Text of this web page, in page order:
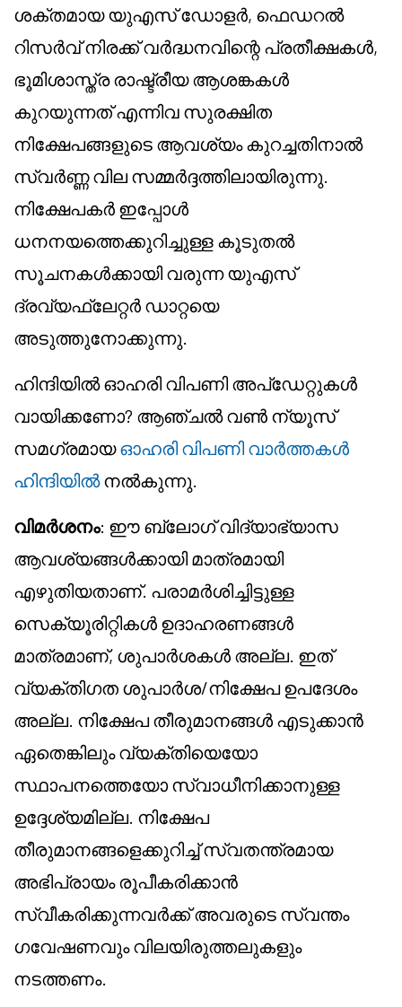
ശക്തമായ യുഎസ് ഡോളർ, ഫെഡറൽ
റിസർവ് നിരക്ക് വർദ്ധനവിന്റെ പ്രതീക്ഷകൾ,
ഭൂമിശാസ്ത്ര രാഷ്ട്രീയ ആശങ്കകൾ
കുറയുന്നത് എന്നിവ സുരക്ഷിത
നിക്ഷേപങ്ങളുടെ ആവശ്യം കുറച്ചതിനാൽ
സ്വർണ്ണ വില സമ്മർദ്ദത്തിലായിരുന്നു.
നിക്ഷേപകർ ഇപ്പോൾ
ധനനയത്തെക്കുറിച്ചുള്ള കൂടുതൽ
സൂചനകൾക്കായി വരുന്ന യുഎസ്
ദ്രവ്യഫ്ലേറ്റർ ഡാറ്റയെ
അടുത്തുനോക്കുന്നു.
ഹിന്ദിയിൽ ഓഹരി വിപണി അപ്ഡേറ്റുകൾ
വായിക്കണോ? ആഞ്ചൽ വൺ ന്യൂസ്
സമഗ്രമായഓഹരി വിപണി വാർത്തകൾ
ഹിന്ദിയിൽനൽകുന്നു.
വിമർശനം: ഈ ബ്ലോഗ് വിദ്യാഭ്യാസ
ആവശ്യങ്ങൾക്കായി മാത്രമായി
എഴുതിയതാണ്. പരാമർശിച്ചിട്ടുള്ള
സെക്യൂരിറ്റികൾ ഉദാഹരണങ്ങൾ
മാത്രമാണ്, ശുപാർശകൾ അല്ല. ഇത്
വ്യക്തിഗത ശുപാർശ/നിക്ഷേപ ഉപദേശം
അല്ല. നിക്ഷേപ തീരുമാനങ്ങൾ എടുക്കാൻ
ഏതെങ്കിലും വ്യക്തിയെയോ
സ്ഥാപനത്തെയോ സ്വാധീനിക്കാനുള്ള
ഉദ്ദേശ്യമില്ല. നിക്ഷേപ
തീരുമാനങ്ങളെക്കുറിച്ച് സ്വതന്ത്രമായ
അഭിപ്രായം രൂപീകരിക്കാൻ
സ്വീകരിക്കുന്നവർക്ക് അവരുടെ സ്വന്തം
ഗവേഷണവും വിലയിരുത്തലുകളും
നടത്തണം.